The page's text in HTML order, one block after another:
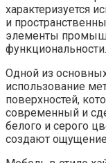
характеризуется
и
элементы
функциональности.
Одной из
использование
поверхностей,
современный и
белого и серого
создают ощущение